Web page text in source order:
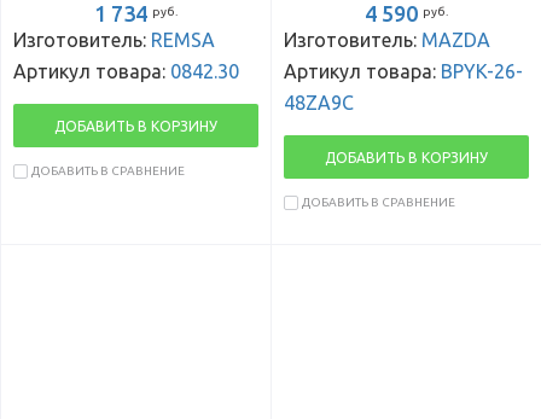
1 734 руб.
Изготовитель: REMSA
Артикул товара: 0842.30
ДОБАВИТЬ В КОРЗИНУ
ДОБАВИТЬ В СРАВНЕНИЕ
4 590 руб.
Изготовитель: MAZDA
Артикул товара: BPYK-26-
48ZA9C
ДОБАВИТЬ В КОРЗИНУ
ДОБАВИТЬ В СРАВНЕНИЕ